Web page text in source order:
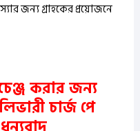
জন্য গ্রাহকের প্রয়োজনে
করার জন্য
চার্জ পে